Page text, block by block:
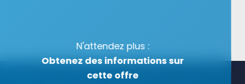
N'attendez plus :
Obtenez des informations sur
cette offre